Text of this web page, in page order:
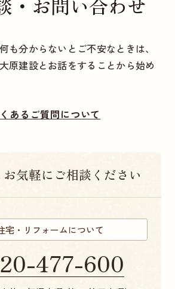
・お問い合わせ
も分からないとご不安なときは、
原建設とお話をすることから始め
あるご質問について
気軽にご相談ください
宅・リフォームについて
477-600